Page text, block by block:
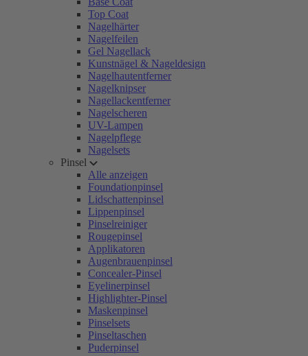
Top Coat
Nagelhärter
Nagelfeilen
Gel Nagellack
Kunstnägel & Nageldesign
Nagelhautentferner
Nagelknipser
Nagellackentferner
Nagelscheren
UV-Lampen
Nagelpflege
Nagelsets
Pinsel
Alle anzeigen
Foundationpinsel
Lidschattenpinsel
Lippenpinsel
Pinselreiniger
Rougepinsel
Applikatoren
Augenbrauenpinsel
Concealer-Pinsel
Eyelinerpinsel
Highlighter-Pinsel
Maskenpinsel
Pinselsets
Pinseltaschen
Puderpinsel